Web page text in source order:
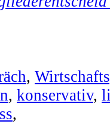
,
, konservativ,
,